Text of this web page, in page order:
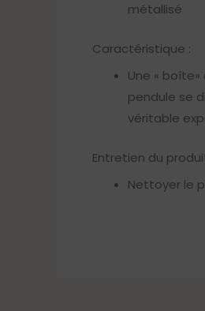
métallisé
Caractéristique :
Une «
pendule se
véritable
Entretien du
Nettoyer le